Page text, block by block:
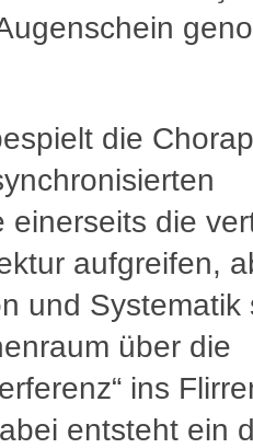
die
einerseits die
aufgreifen,
und Systematik
über die
ins
entsteht ein